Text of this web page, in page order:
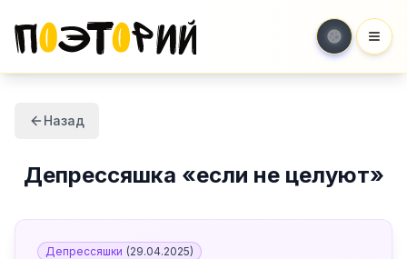
Назад
Депрессяшка «если не целуют»
Депрессяшки (29.04.2025)